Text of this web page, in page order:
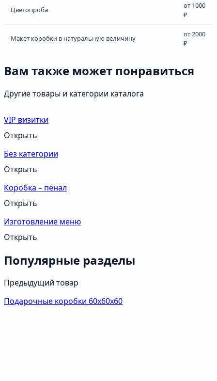
Цветопроба
от 1000
₽
Макет коробки в натуральную величину
от 2000
₽
Вам также может понравиться
Другие товары и категории каталога
VIP визитки
Открыть
Без категории
Открыть
Коробка – пенал
Открыть
Изготовление меню
Открыть
Популярные разделы
Предыдущий товар
Подарочные коробки 60х60х60